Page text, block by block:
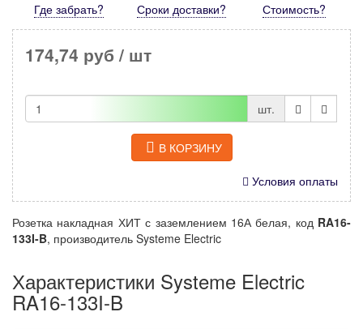
Где забрать? Сроки доставки? Стоимость?
174,74 руб / шт
шт.
В КОРЗИНУ
Условия оплаты
Розетка накладная ХИТ с заземлением 16А белая, код RA16-
133I-B, производитель Systeme Electric
Характеристики Systeme Electric
RA16-133I-B